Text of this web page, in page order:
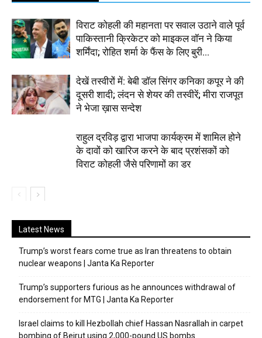
विराट कोहली की महानता पर सवाल उठाने वाले पूर्व
पाकिस्तानी क्रिकेटर को माइकल वॉन ने किया
शर्मिंदा; रोहित शर्मा के फैंस के लिए बुरी...
देखें तस्वीरों में: बेबी डॉल सिंगर कनिका कपूर ने की
दूसरी शादी; लंदन से शेयर की तस्वीरें; मीरा राजपूत
ने भेजा ख़ास सन्देश
राहुल द्रविड़ द्वारा भाजपा कार्यक्रम में शामिल होने
के दावों को खारिज करने के बाद प्रशंसकों को
विराट कोहली जैसे परिणामों का डर
Latest News
Trump’s worst fears come true as Iran threatens to obtain
nuclear weapons | Janta Ka Reporter
Trump’s supporters furious as he announces withdrawal of
endorsement for MTG | Janta Ka Reporter
Israel claims to kill Hezbollah chief Hassan Nasrallah in carpet
bombing of Beirut using 2,000-pound US bombs